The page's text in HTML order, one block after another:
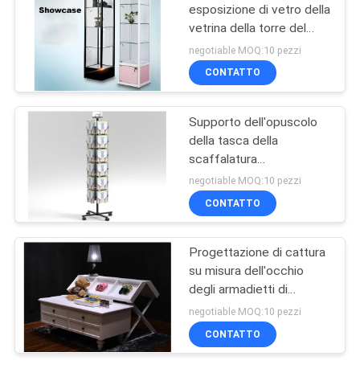
esposizione di vetro della
vetrina della torre del
quadrato di vetro
quadrato domestico
dell'esposizione per
negotiable MOQ:10 pezzi
CONTATTO
Supporto dell'opuscolo
della tasca della
scaffalatura
dell'esposizione del
negozio di 6 Tires per le
riviste/pubblicità
negotiable MOQ:10 pezzi
CONTATTO
Progettazione di cattura
su misura dell'occhio
degli armadietti di
esposizione del negozio
della scaffalatura
dell'esposizione del
negotiable MOQ:10 pezzi
CONTATTO